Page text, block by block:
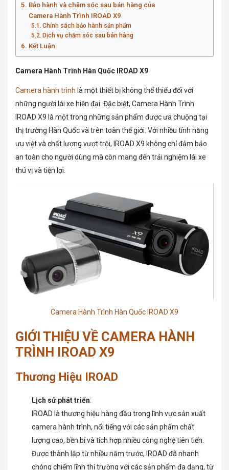
Bảo hành và chăm sóc sau bán hàng của
Camera Hành Trình IROAD X9
Chính sách bảo hành sản phẩm
Dịch vụ chăm sóc sau bán hàng
Kết Luận
Camera Hành Trình Hàn Quốc IROAD X9
Camera hành trình là một thiết bị không thể thiếu đối với
những người lái xe hiện đại. Đặc biệt, Camera Hành Trình
IROAD X9 là một trong những sản phẩm được ưa chuộng tại
thị trường Hàn Quốc và trên toàn thế giới. Với nhiều tính năng
ưu việt và chất lượng vượt trội, IROAD X9 không chỉ đảm bảo
an toàn cho người dùng mà còn mang đến trải nghiệm lái xe
thú vị và tiện lợi.
Camera Hành Trình Hàn Quốc IROAD X9
GIỚI THIỆU VỀ CAMERA HÀNH
TRÌNH IROAD X9
Thương Hiệu IROAD
Lịch sử phát triển:
IROAD là thương hiệu hàng đầu trong lĩnh vực sản xuất
camera hành trình, nổi tiếng với các sản phẩm chất
lượng cao, bền bỉ và tích hợp nhiều công nghệ tiên tiến.
Được thành lập từ nhiều năm trước, IROAD đã nhanh
chóng chiếm lĩnh thị trường với các sản phẩm đa dạng, từ